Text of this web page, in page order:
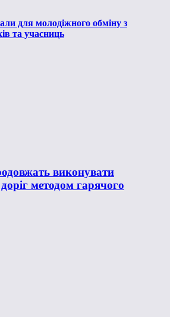
для молодіжного обміну з
та учасниць
виконувати
методом гарячого